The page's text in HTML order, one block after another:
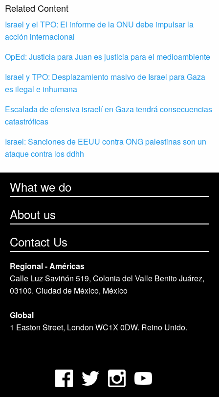
Related Content
Israel y el TPO: El informe de la ONU debe impulsar la
acción internacional
OpEd: Justicia para Juan es justicia para el medioambiente
Israel y TPO: Desplazamiento masivo de Israel para Gaza
es ilegal e inhumana
Escalada de ofensiva israelí en Gaza tendrá consecuencias
catastróficas
Israel: Sanciones de EEUU contra ONG palestinas son un
ataque contra los ddhh
What we do
About us
Contact Us
Regional - Américas
Calle Luz Saviñón 519, Colonia del Valle Benito Juárez,
03100. Ciudad de México, México
Global
1 Easton Street, London WC1X 0DW. Reino Unido.